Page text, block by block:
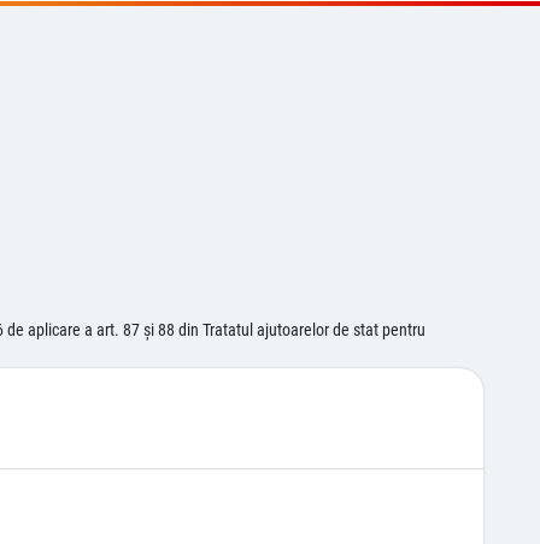
aplicare a art. 87 şi 88 din Tratatul ajutoarelor de stat pentru